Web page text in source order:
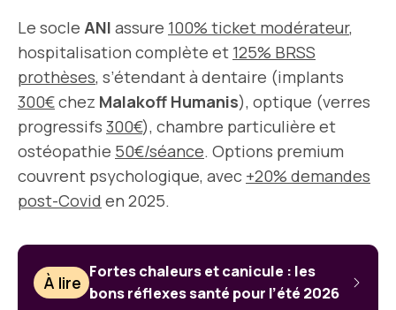
Le socle ANI assure 100% ticket modérateur,
hospitalisation complète et 125% BRSS
prothèses, s’étendant à dentaire (implants
300€chez Malakoff Humanis), optique (verres
progressifs 300€), chambre particulière et
ostéopathie 50€/séance. Options premium
couvrent psychologique, avec +20% demandes
post-Covid en 2025.
À lire
Fortes chaleurs et canicule : les
bons réflexes santé pour l’été 2026